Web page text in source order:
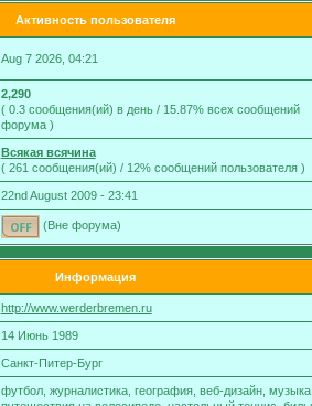
Активность пользователя
Aug 7 2026, 04:21
2,290
( 0.3 сообщения(ий) в день / 15.87% всех сообщений
форума )
Всякая всячина
( 261 сообщения(ий) / 12% сообщений пользователя )
22nd August 2009 - 23:41
(Вне форума)
Информация
http://www.werderbremen.ru
14 Июнь 1989
Санкт-Питер-Бург
футбол, журналистика, география, веб-дизайн,